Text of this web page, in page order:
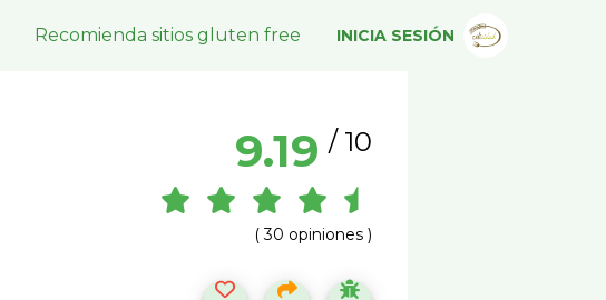
Recomienda sitios gluten free INICIA SESIÓN
9.19 / 10
( 30 opiniones )